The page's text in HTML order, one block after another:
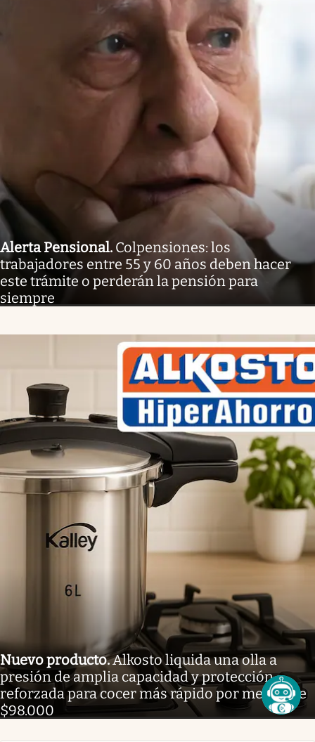
Alerta Pensional. Colpensiones: los
trabajadores entre 55 y 60 años deben hacer
este trámite o perderán la pensión para
siempre
Nuevo producto.Alkosto liquida una olla a
presión de amplia capacidad y protección
reforzada para cocer más rápido por menos de
$98.000